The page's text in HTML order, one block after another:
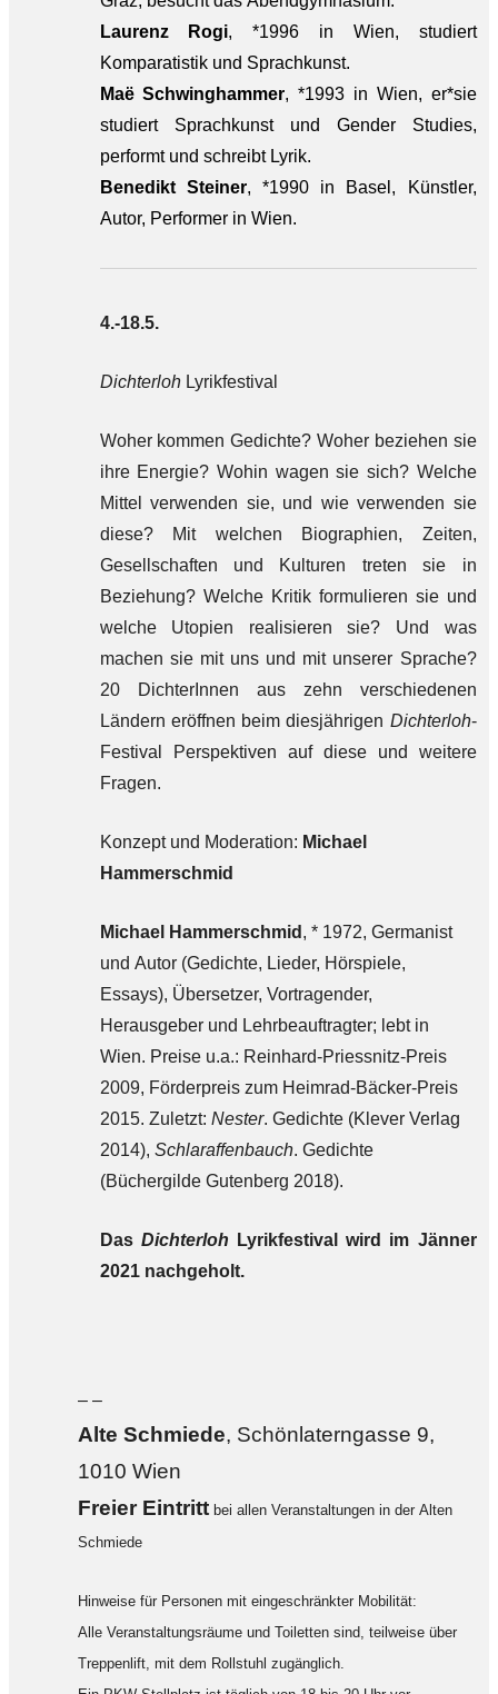
Laurenz Rogi, *1996 in Wien, studiert
Komparatistik und Sprachkunst.
Maë Schwinghammer, *1993 in Wien, er*sie
studiert Sprachkunst und Gender Studies,
performt und schreibt Lyrik.
Benedikt Steiner, *1990 in Basel, Künstler,
Autor, Performer in Wien.
4.-18.5.
DichterlohLyrikfestival
Woher kommen Gedichte? Woher beziehen sie
ihre Energie? Wohin wagen sie sich? Welche
Mittel verwenden sie, und wie verwenden sie
diese? Mit welchen Biographien, Zeiten,
Gesellschaften und Kulturen treten sie in
Beziehung? Welche Kritik formulieren sie und
welche Utopien realisieren sie? Und was
machen sie mit uns und mit unserer Sprache?
20 DichterInnen aus zehn verschiedenen
Ländern eröffnen beim diesjährigen Dichterloh-
Festival Perspektiven auf diese und weitere
Fragen.
Konzept und Moderation: Michael
Hammerschmid
Michael Hammerschmid , * 1972, Germanist
und Autor (Gedichte, Lieder, Hörspiele,
Essays), Übersetzer, Vortragender,
Herausgeber und Lehrbeauftragter; lebt in
Wien. Preise u.a.: Reinhard-Priessnitz-Preis
2009, Förderpreis zum Heimrad-Bäcker-Preis
2015. Zuletzt: Nester. Gedichte (Klever Verlag
2014), Schlaraffenbauch. Gedichte
(Büchergilde Gutenberg 2018).
Das Dichterloh Lyrikfestival wird im Jänner
2021 nachgeholt.
– –
Alte Schmiede, Schönlaterngasse 9,
1010 Wien
Freier Eintritt bei allen Veranstaltungen in der Alten
Schmiede
Hinweise für Personen mit eingeschränkter Mobilität:
Alle Veranstaltungsräume und Toiletten sind, teilweise über
Treppenlift, mit dem Rollstuhl zugänglich.